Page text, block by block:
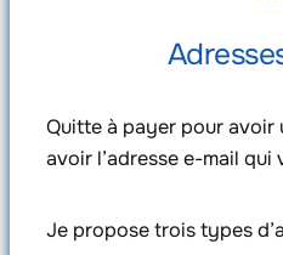
Quitte à payer pour
avoir l’adresse e-mail qui
Je propose trois types